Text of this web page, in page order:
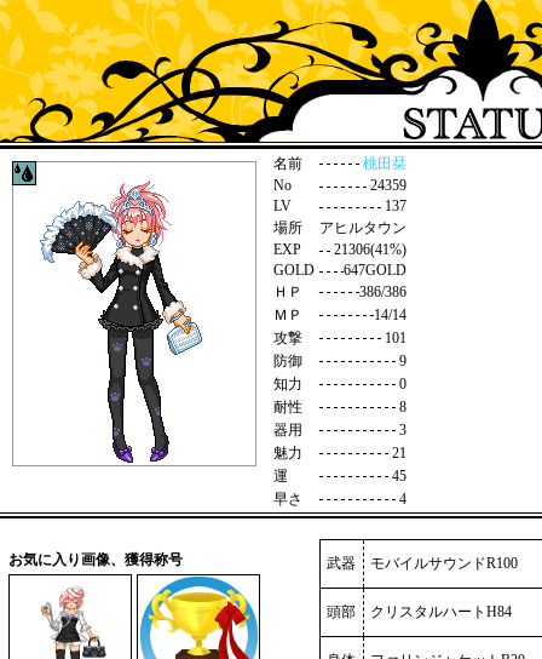
名前
桃田栞
No
24359
LV
137
場所
アヒルタウン
EXP
21306(41%)
GOLD
647GOLD
ＨＰ
386/386
ＭＰ
14/14
攻撃
101
防御
9
知力
0
耐性
8
器用
3
魅力
21
運
45
早さ
4
お気に入り画像、獲得称号 武器 モバイルサウンドR100
頭部 クリスタルハートH84